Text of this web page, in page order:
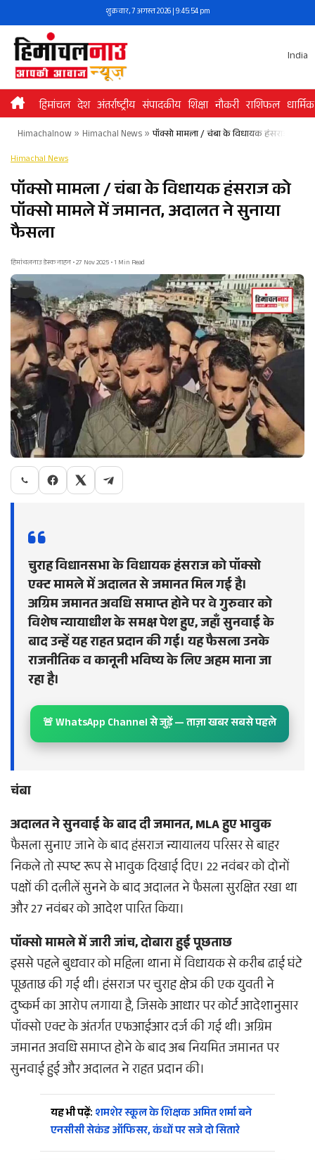
to
content
शुक्रवार, 7 अगस्त 2026 | 9:45:54 pm
India
हिमांचल देश अंतर्राष्ट्रीय संपादकीय शिक्षा नौकरी राशिफल धार्मिक
Himachalnow» Himachal News» पॉक्सो मामला / चंबा के विधायक हंसराज को
Himachal News
पॉक्सो मामला / चंबा के विधायक हंसराज को
पॉक्सो मामले में जमानत, अदालत ने सुनाया
फैसला
हिमांचलनाउ डेस्क नाहन • 27 Nov 2025 • 1 Min Read
चुराह विधानसभा के विधायक हंसराज को पॉक्सो
एक्ट मामले में अदालत से जमानत मिल गई है।
अग्रिम जमानत अवधि समाप्त होने पर वे गुरुवार को
विशेष न्यायाधीश के समक्ष पेश हुए, जहाँ सुनवाई के
बाद उन्हें यह राहत प्रदान की गई। यह फैसला उनके
राजनीतिक व कानूनी भविष्य के लिए अहम माना जा
रहा है।
🚨 WhatsApp Channel से जुड़ें — ताज़ा खबर सबसे पहले
चंबा
अदालत ने सुनवाई के बाद दी जमानत, MLA हुए भावुक
फैसला सुनाए जाने के बाद हंसराज न्यायालय परिसर से बाहर
निकले तो स्पष्ट रूप से भावुक दिखाई दिए। 22 नवंबर को दोनों
पक्षों की दलीलें सुनने के बाद अदालत ने फैसला सुरक्षित रखा था
और 27 नवंबर को आदेश पारित किया।
पॉक्सो मामले में जारी जांच, दोबारा हुई पूछताछ
इससे पहले बुधवार को महिला थाना में विधायक से करीब ढाई घंटे
पूछताछ की गई थी। हंसराज पर चुराह क्षेत्र की एक युवती ने
दुष्कर्म का आरोप लगाया है, जिसके आधार पर कोर्ट आदेशानुसार
पॉक्सो एक्ट के अंतर्गत एफआईआर दर्ज की गई थी। अग्रिम
जमानत अवधि समाप्त होने के बाद अब नियमित जमानत पर
सुनवाई हुई और अदालत ने राहत प्रदान की।
यह भी पढ़ें: शमशेर स्कूल के शिक्षक अमित शर्मा बने
एनसीसी सेकंड ऑफिसर, कंधों पर सजे दो सितारे